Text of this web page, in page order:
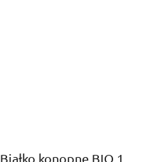
Białko konopne BIO 1